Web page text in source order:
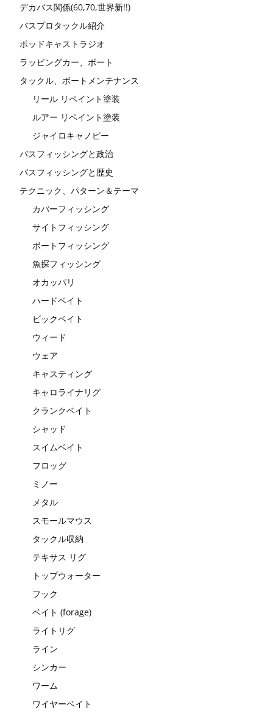
デカバス関係(60,70,世界新!!)
バスプロタックル紹介
ポッドキャストラジオ
ラッピングカー、ボート
タックル、ボートメンテナンス
リール リペイント塗装
ルアー リペイント塗装
ジャイロキャノピー
バスフィッシングと政治
バスフィッシングと歴史
テクニック、パターン＆テーマ
カバーフィッシング
サイトフィッシング
ボートフィッシング
魚探フィッシング
オカッパリ
ハードベイト
ビックベイト
ウィード
ウェア
キャスティング
キャロライナリグ
クランクベイト
シャッド
スイムベイト
フロッグ
ミノー
メタル
スモールマウス
タックル収納
テキサス リグ
トップウォーター
フック
ベイト (forage)
ライトリグ
ライン
シンカー
ワーム
ワイヤーベイト